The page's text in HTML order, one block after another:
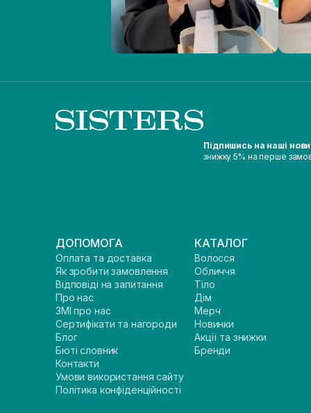
Підпишись на наші
знижку 5% на перше
ДОПОМОГА
Оплата та доставка
Як зробити замовлення
Відповіді на запитання
Про нас
ЗМІ про нас
Сертифікати та нагороди
Блог
Бюті словник
Контакти
Умови використання сайту
Політика конфіденційності
КАТАЛОГ
Волосся
Обличчя
Тіло
Дім
Мерч
Новинки
Акції та знижки
Бренди